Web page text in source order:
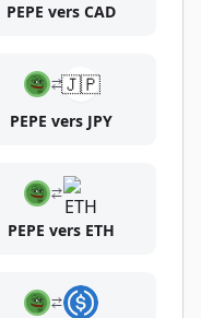
PEPE vers CAD
🇯🇵
PEPE vers JPY
PEPE vers ETH